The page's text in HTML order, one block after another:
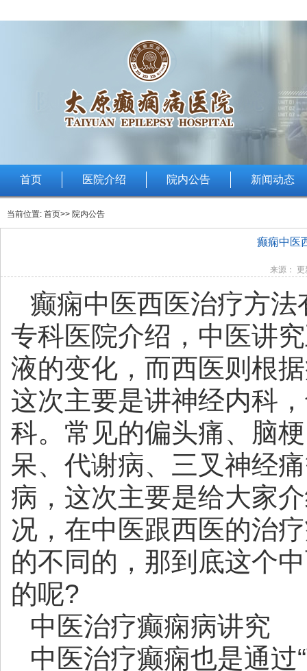
首页 医院介绍 院内公告 新闻动态
当前位置: 首页>> 院内公告
癫痫中医
来源：
癫痫中医西医治疗方法
专科医院介绍，中医讲
液的变化，而西医则根
这次主要是讲神经内科
科。常见的偏头痛、脑
呆、代谢病、三叉神经
病，这次主要是给大家
况，在中医跟西医的治
的不同的，那到底这个
的呢?
中医治疗癫痫病讲究
中医治疗癫痫也是通过